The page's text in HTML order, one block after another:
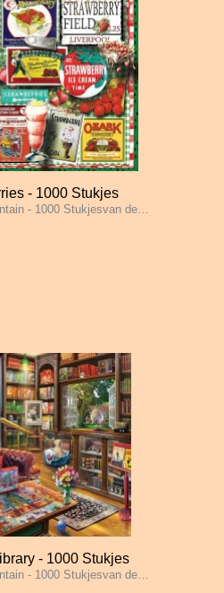
- 1000 Stukjes
- 1000 Stukjesvan de…
- 1000 Stukjes
- 1000 Stukjesvan de…